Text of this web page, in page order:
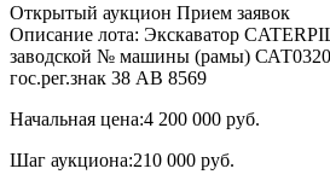
Открытый аукцион Прием заявок
Описание лота: Экскаватор
заводской № машины (рамы)
гос.рег.знак 38 АВ 8569
Начальная цена:4 200 000 руб.
Шаг аукциона:210 000 руб.